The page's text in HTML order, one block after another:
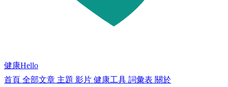
健康Hello
首頁 全部文章 主題 影片 健康工具 詞彙表 關於